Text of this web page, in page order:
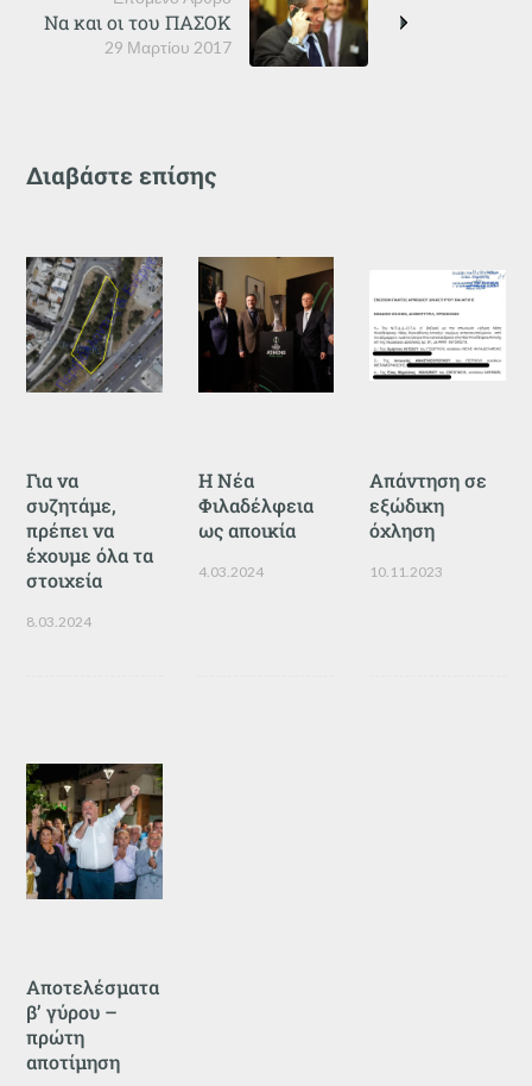
29 Μαρτίου 2017
Να και οι του ΠΑΣΟΚ
Διαβάστε επίσης
Για να
συζητάμε,
πρέπει να
έχουμε όλα τα
στοιχεία
8.03.2024
Η Νέα
Φιλαδέλφεια
ως αποικία
4.03.2024
Απάντηση σε
εξώδικη
όχληση
10.11.2023
Αποτελέσματα
β’ γύρου –
πρώτη
αποτίμηση